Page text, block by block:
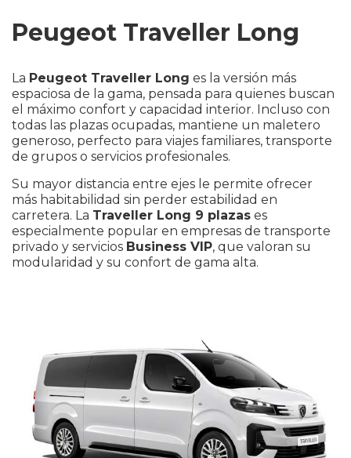
Peugeot Traveller Long
La Peugeot Traveller Long es la versión más
espaciosa de la gama, pensada para quienes buscan
el máximo confort y capacidad interior. Incluso con
todas las plazas ocupadas, mantiene un maletero
generoso, perfecto para viajes familiares, transporte
de grupos o servicios profesionales.
Su mayor distancia entre ejes le permite ofrecer
más habitabilidad sin perder estabilidad en
carretera. La Traveller Long 9 plazas es
especialmente popular en empresas de transporte
privado y servicios Business VIP, que valoran su
modularidad y su confort de gama alta.